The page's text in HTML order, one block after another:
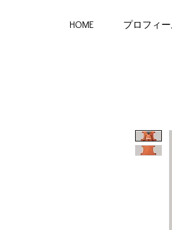
HOME プロフィ